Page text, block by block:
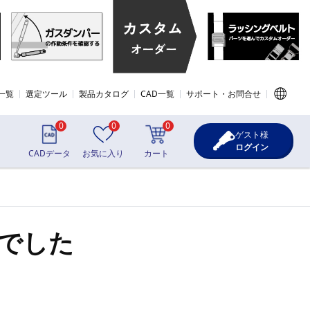
覧 選定ツール 製品カタログ CAD一覧 サポート・お問合せ
0
CADデータ
0
お気に入り
0
カート
ゲスト様
ログイン
した